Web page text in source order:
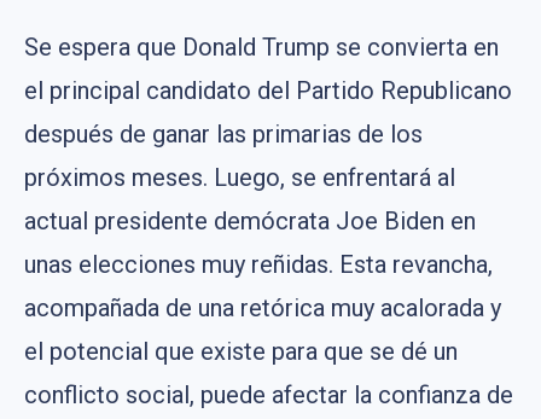
Se espera que Donald Trump se convierta en
el principal candidato del Partido Republicano
después de ganar las primarias de los
próximos meses. Luego, se enfrentará al
actual presidente demócrata Joe Biden en
unas elecciones muy reñidas. Esta revancha,
acompañada de una retórica muy acalorada y
el potencial que existe para que se dé un
conflicto social, puede afectar la confianza de